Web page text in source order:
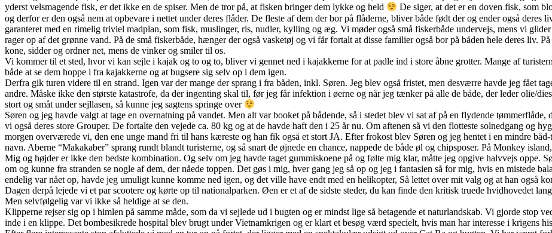
yderst velsmagende fisk, er det ikke en de spiser. Men de tror på, at fisken bringer dem lykke og held
De siger, at det er en doven fisk, som
og derfor er den også nem at opbevare i nettet under deres flåder. De fleste af dem der bor på flåderne, bliver både født der og ender også
garanteret med en rimelig triviel madplan, som fisk, muslinger, ris, nudler, kylling og æg. Vi møder også små fiskerbåde undervejs, mens vi
rager op af det grønne vand. På de små fiskerbåde, hænger der også vasketøj og vi får fortalt at disse familier også bor på båden hele deres liv.
kone, sidder og ordner net, mens de vinker og smiler til os.
Vi kommer til et sted, hvor vi kan sejle i kajak og to og to, bliver vi gennet ned i kajakkerne for at padle ind i store åbne grotter. Mange af
både at se dem hoppe i fra kajakkerne og at bugsere sig selv op i dem igen.
Derfra gik turen videre til en strand. Igen var der mange der sprang i fra båden, inkl. Søren. Jeg blev også fristet, men desværre havde jeg fået
andre. Måske ikke den største katastrofe, da der ingenting skal til, før jeg får infektion i øerne og når jeg tænker på alle de både, der leder olie/
stort og småt under sejllasen, så kunne jeg sagtens springe over
Søren og jeg havde valgt at tage en overnatning på vandet. Men alt var booket på bådende, så i stedet blev vi sat af på en flydende
vi også deres store Grouper. De fortalte den vejede ca. 80 kg og at de havde haft den i 25 år nu. Om aftenen så vi den flotteste solnedgang og
morgen overværede vi, den ene unge mand fri til hans kæreste og han fik også et stort JA. Efter frokost blev Søren og jeg hentet i en mindre
navn. Aberne “Makakaber” sprang rundt blandt turisterne, og så snart de øjnede en chance, nappede de både øl og chipsposer. På Monkey
Mig og højder er ikke den bedste kombination. Og selv om jeg havde taget gummiskoene på og følte mig klar, måtte jeg opgive halvvejs oppe.
om og kunne fra stranden se nogle af dem, der nåede toppen. Det gøs i mig, hver gang jeg så op og jeg i fantasien så for mig, hvis en mistede
endelig var nået op, havde jeg umuligt kunne komme ned igen, og det ville have endt med en helikopter, Så lettet over mit valg og at han også
Dagen derpå lejede vi et par scootere og kørte op til nationalparken. Øen er et af de sidste steder, du kan finde den kritisk truede hvidhovedet
Men selvfølgelig var vi ikke så heldige at se den.
Klipperne rejser sig op i himlen på samme måde, som da vi sejlede ud i bugten og er mindst lige så betagende et naturlandskab. Vi gjorde stop
inde i en klippe. Det bombesikrede hospital blev brugt under Vietnamkrigen og er klart et besøg værd specielt, hvis man har interesse i krigens